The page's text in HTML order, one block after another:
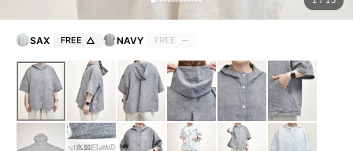
新規会員登録
マイページ
SAX FREE NAVY FREE